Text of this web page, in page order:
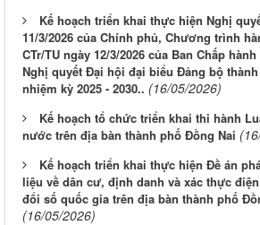
Kế hoạch triển khai thực hiện Nghị
11/3/2026 của Chính phủ, Chương trình
CTr/TU ngày 12/3/2026 của Ban Chấp
Nghị quyết Đại hội đại biểu Đảng bộ
nhiệm kỳ 2025 - 2030.. (16/05/2026)
Kế hoạch tổ chức triển khai thi hành
nước trên địa bàn thành phố Đồng Nai
Kế hoạch triển khai thực hiện Đề án
liệu về dân cư, định danh và xác thực
đổi số quốc gia trên địa bàn thành phố
(16/05/2026)